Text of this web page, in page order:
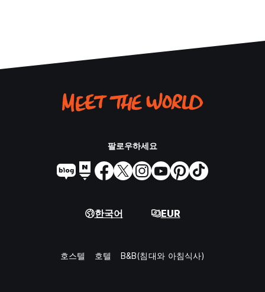
팔로우하세요
한국어 EUR
호스텔 호텔 B&B(침대와 아침식사)